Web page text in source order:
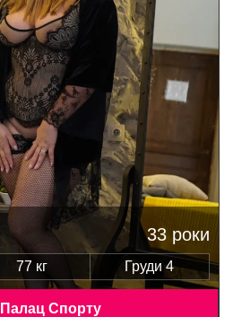
33 роки
77 кг Груди 4
Палац Спорту